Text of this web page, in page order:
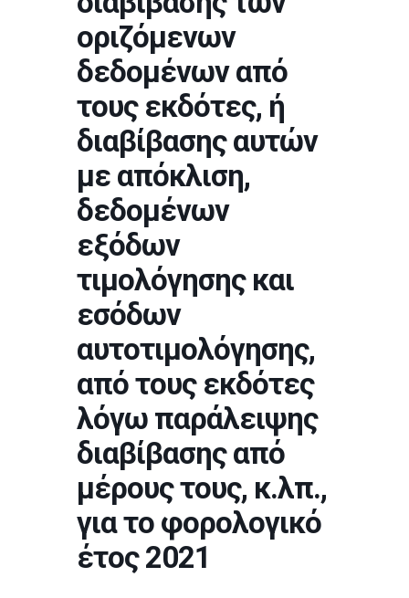
οριζόμενων
δεδομένων από
τους εκδότες, ή
διαβίβασης αυτών
με απόκλιση,
δεδομένων
εξόδων
τιμολόγησης και
εσόδων
αυτοτιμολόγησης,
από τους εκδότες
λόγω παράλειψης
διαβίβασης από
μέρους τους, κ.λπ.,
για το φορολογικό
έτος 2021